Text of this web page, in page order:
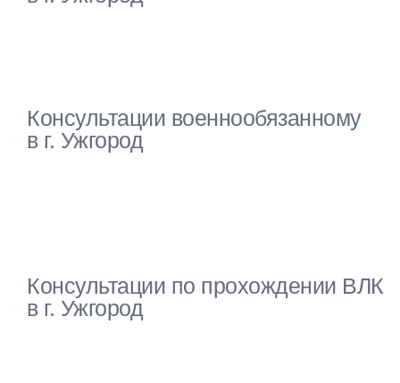
Консультации военнообязанному
в г. Ужгород
Консультации по прохождении ВЛК
в г. Ужгород